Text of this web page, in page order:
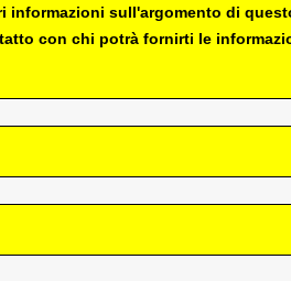
informazioni sull'argomento di
con chi potrà fornirti le